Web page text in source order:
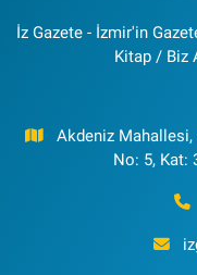
İz Gazete - İzmir'in
Kitap / Biz
Akdeniz
No: 5, Kat: